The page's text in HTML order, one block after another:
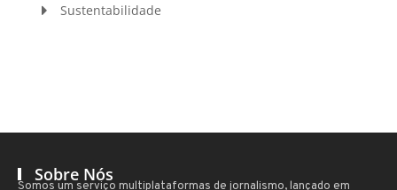
Sustentabilidade
Sobre Nós
Somos um serviço multiplataformas de jornalismo, lançado em